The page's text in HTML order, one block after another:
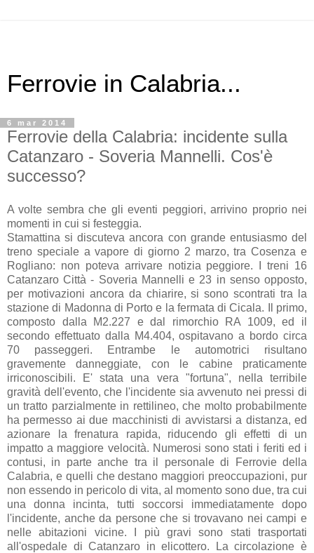
Ferrovie in Calabria...
6 mar 2014
Ferrovie della Calabria: incidente sulla
Catanzaro - Soveria Mannelli. Cos'è
successo?
A volte sembra che gli eventi peggiori, arrivino proprio nei
momenti in cui si festeggia.
Stamattina si discuteva ancora con grande entusiasmo del
treno speciale a vapore di giorno 2 marzo, tra Cosenza e
Rogliano: non poteva arrivare notizia peggiore. I treni 16
Catanzaro Città - Soveria Mannelli e 23 in senso opposto,
per motivazioni ancora da chiarire, si sono scontrati tra la
stazione di Madonna di Porto e la fermata di Cicala. Il primo,
composto dalla M2.227 e dal rimorchio RA 1009, ed il
secondo effettuato dalla M4.404, ospitavano a bordo circa
70 passeggeri. Entrambe le automotrici risultano
gravemente danneggiate, con le cabine praticamente
irriconoscibili. E' stata una vera "fortuna", nella terribile
gravità dell'evento, che l'incidente sia avvenuto nei pressi di
un tratto parzialmente in rettilineo, che molto probabilmente
ha permesso ai due macchinisti di avvistarsi a distanza, ed
azionare la frenatura rapida, riducendo gli effetti di un
impatto a maggiore velocità. Numerosi sono stati i feriti ed i
contusi, in parte anche tra il personale di Ferrovie della
Calabria, e quelli che destano maggiori preoccupazioni, pur
non essendo in pericolo di vita, al momento sono due, tra cui
una donna incinta, tutti soccorsi immediatamente dopo
l'incidente, anche da persone che si trovavano nei campi e
nelle abitazioni vicine. I più gravi sono stati trasportati
all'ospedale di Catanzaro in elicottero. La circolazione è